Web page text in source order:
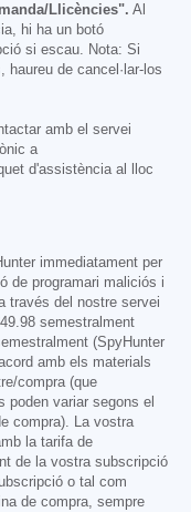
Llicències". Al
hi ha un botó
si escau. Nota: Si
de cancel·lar-los
amb el servei
a
d'assistència al lloc
immediatament per
de programari maliciós i
través del nostre servei
semestralment
(SpyHunter
amb els materials
compra (que
poden variar segons el
compra). La vostra
la tarifa de
de la vostra subscripció
o tal com
de compra, sempre